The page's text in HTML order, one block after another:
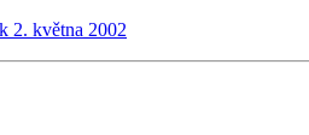
2. května 2002